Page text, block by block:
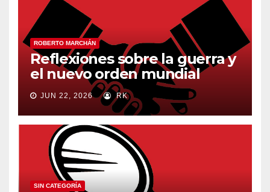
ROBERTO MARCHÁN
Reflexiones sobre la guerra y
el nuevo orden mundial
JUN 22, 2026 RK
SIN CATEGORÍA